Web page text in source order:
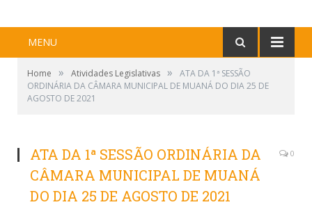
MENU
Home » Atividades Legislativas »
ATA DA 1ª SESSÃO
ORDINÁRIA DA CÂMARA MUNICIPAL DE MUANÁ DO DIA 25 DE
AGOSTO DE 2021
ATA DA 1ª SESSÃO ORDINÁRIA DA
CÂMARA MUNICIPAL DE MUANÁ
DO DIA 25 DE AGOSTO DE 2021
0